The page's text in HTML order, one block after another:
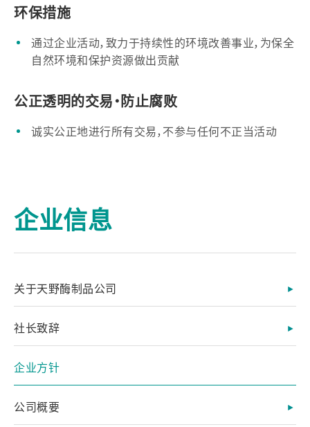
环保措施
通过企业活动，致力于持续性的环境改善事业，为保全
自然环境和保护资源做出贡献
公正透明的交易・防止腐败
诚实公正地进行所有交易，不参与任何不正当活动
企业信息
关于天野酶制品公司
社长致辞
企业方针
公司概要